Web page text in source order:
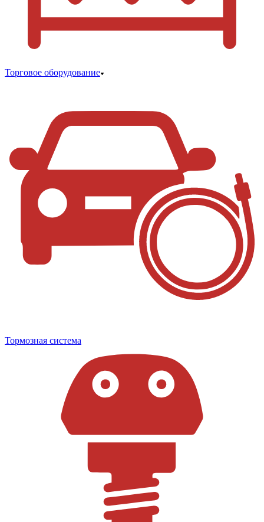
Торговое оборудование
Тормозная система